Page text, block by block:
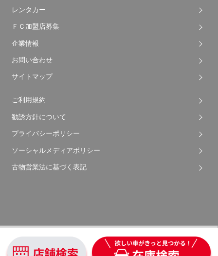
レンタカー
ＦＣ加盟店募集
企業情報
お問い合わせ
サイトマップ
ご利用規約
勧誘方針について
プライバシーポリシー
ソーシャルメディアポリシー
古物営業法に基づく表記